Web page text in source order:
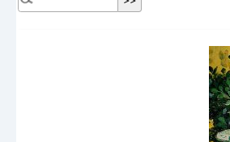
Dernières publications